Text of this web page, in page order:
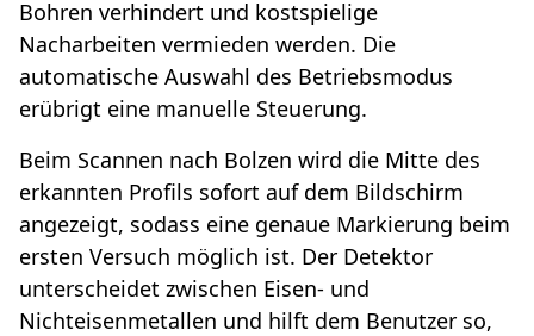
Bohren verhindert und kostspielige
Nacharbeiten vermieden werden. Die
automatische Auswahl des Betriebsmodus
erübrigt eine manuelle Steuerung.
Beim Scannen nach Bolzen wird die Mitte des
erkannten Profils sofort auf dem Bildschirm
angezeigt, sodass eine genaue Markierung beim
ersten Versuch möglich ist. Der Detektor
unterscheidet zwischen Eisen- und
Nichteisenmetallen und hilft dem Benutzer so,